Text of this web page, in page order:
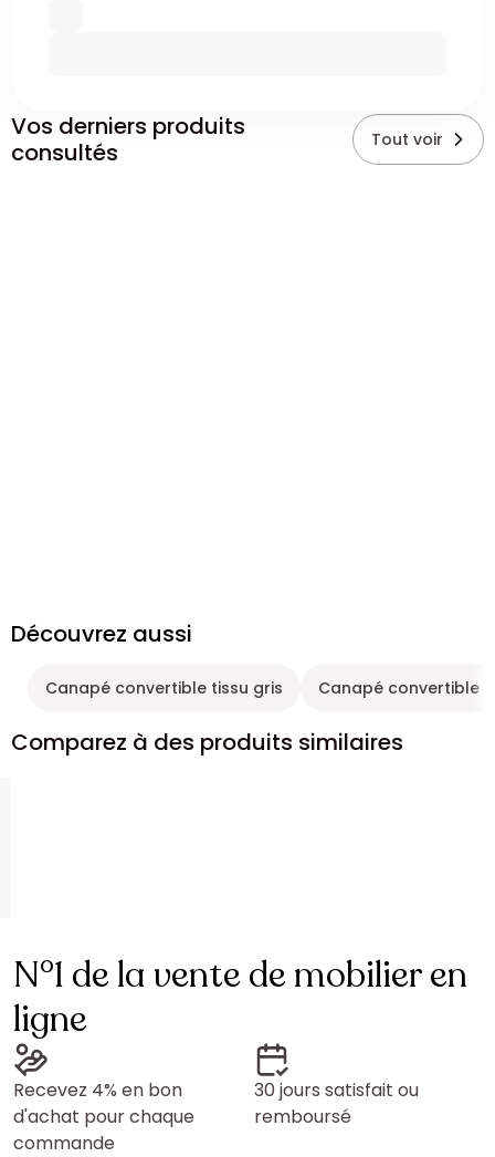
Vos derniers produits
consultés
Tout voir
Découvrez aussi
Canapé convertible tissu gris Canapé convertible
Comparez à des produits similaires
N°1 de la vente de mobilier en
ligne
Recevez 4% en bon
d'achat pour chaque
commande
30 jours satisfait ou
remboursé